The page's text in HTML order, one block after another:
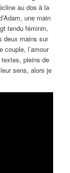
au dos à la
une main
tendu féminin,
deux mains sur
couple, l’amour
pleins de
sens, alors je